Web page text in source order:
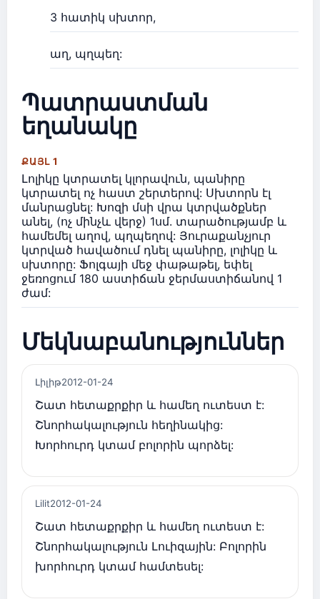
3 հատիկ սխտոր,
աղ, պղպեղ:
Պատրաստման
եղանակը
ՔԱՅԼ 1
Լոլիկը կտրատել կլորավուն, պանիրը
կտրատել ոչ հաստ շերտերով: Սխտորն էլ
մանրացնել: Խոզի մսի վրա կտրվածքներ
անել, (ոչ մինչև վերջ) 1սմ. տարածությամբ և
համեմել աղով, պղպեղով: Յուրաքանչյուր
կտրված հավածում դնել պանիրը, լոլիկը և
սխտորը: Ֆոլգայի մեջ փաթաթել, եփել
ջեռոցում 180 աստիճան ջերմաստիճանով 1
ժամ:
Մեկնաբանություններ
Լիլիթ2012-01-24
Շատ հետաքրքիր և համեղ ուտեստ է:
Շնորհակալություն հեղինակից:
Խորհուրդ կտամ բոլորին պորձել:
Lilit2012-01-24
Շատ հետաքրքիր և համեղ ուտեստ է:
Շնորհակալություն Լուիզային: Բոլորին
խորհուրդ կտամ համտեսել: